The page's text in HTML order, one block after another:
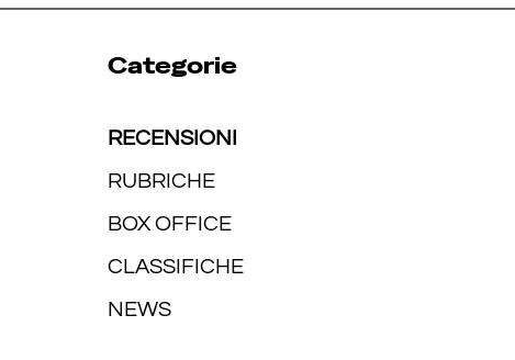
Categorie
RECENSIONI
RUBRICHE
BOX OFFICE
CLASSIFICHE
NEWS